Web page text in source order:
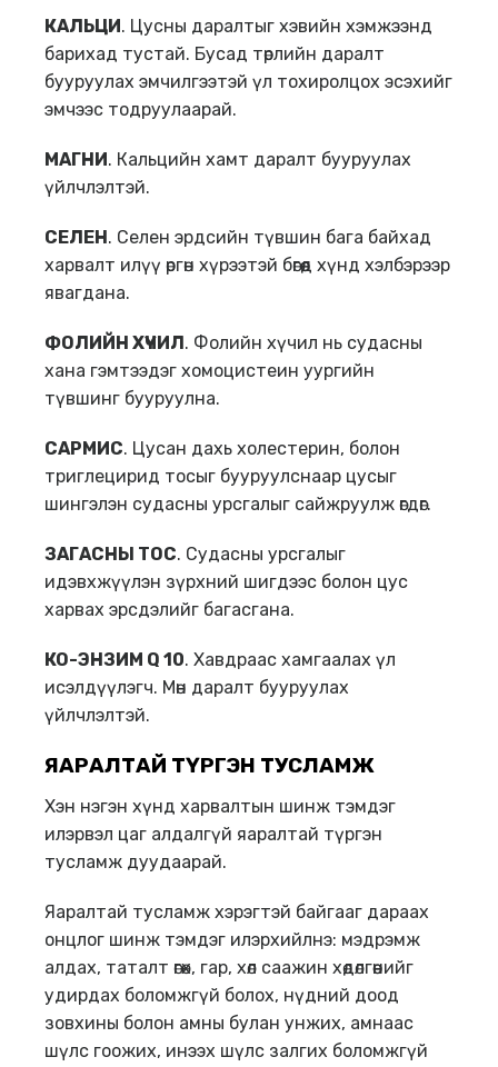
КАЛЬЦИ. Цусны даралтыг хэвийн хэмжээнд
барихад тустай. Бусад төрлийн даралт
бууруулах эмчилгээтэй үл тохиролцох эсэхийг
эмчээс тодруулаарай.
МАГНИ. Кальцийн хамт даралт бууруулах
үйлчлэлтэй.
СЕЛЕН. Селен эрдсийн түвшин бага байхад
харвалт илүү өргөн хүрээтэй бөгөөд хүнд хэлбэрээр
явагдана.
ФОЛИЙН ХҮЧИЛ. Фолийн хүчил нь судасны
хана гэмтээдэг хомоцистеин уургийн
түвшинг бууруулна.
САРМИС. Цусан дахь холестерин, болон
триглецирид тосыг бууруулснаар цусыг
шингэлэн судасны урсгалыг сайжруулж өгдөг.
ЗАГАСНЫ ТОС. Судасны урсгалыг
идэвхжүүлэн зүрхний шигдээс болон цус
харвах эрсдэлийг багасгана.
КО-ЭНЗИМ Q 10. Хавдраас хамгаалах үл
исэлдүүлэгч. Мөн даралт бууруулах
үйлчлэлтэй.
ЯАРАЛТАЙ ТҮРГЭН ТУСЛАМЖ
Хэн нэгэн хүнд харвалтын шинж тэмдэг
илэрвэл цаг алдалгүй яаралтай түргэн
тусламж дуудаарай.
Яаралтай тусламж хэрэгтэй байгааг дараах
онцлог шинж тэмдэг илэрхийлнэ: мэдрэмж
алдах, таталт өгөх, гар, хөл саажин хөдөлгөөнийг
удирдах боломжгүй болох, нүдний доод
зовхины болон амны булан унжих, амнаас
шүлс гоожих, инээх шүлс залгих боломжгүй